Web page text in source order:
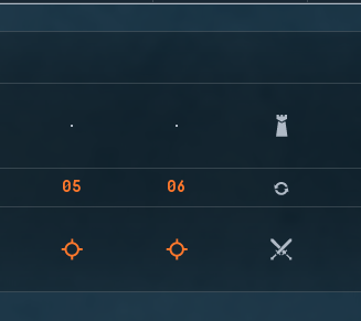
05 06